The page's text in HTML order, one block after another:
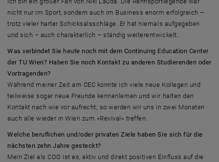
nicht nur im Sport, sondern auch im Business enorm erfolgreich –
trotz vieler harter Schicksalsschläge. Er hat niemals aufgegeben
und sich – auch charakterlich – ständig weiterentwickelt.
Was verbindet Sie heute noch mit dem Continuing Education Center
der TU Wien? Haben Sie noch Kontakt zu anderen Studierenden oder
Vortragenden?
Während meiner Zeit am CEC konnte ich viele neue Kollegen und
teilweise sogar neue Freunde kennenlernen und wir halten den
Kontakt nach wie vor aufrecht; so werden wir uns in zwei Monaten
auch alle wieder in Wien zum »Revival« treffen.
Welche beruflichen und/oder privaten Ziele haben Sie sich für die
nächsten zehn Jahre gesteckt?
Mein Ziel als COO ist es, aktiv und direkt positiven Einfluss auf die